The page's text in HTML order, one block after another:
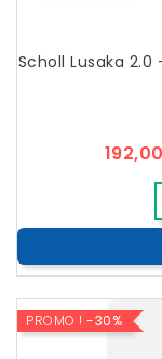
Scholl Lusaka
PROMO ! -30%